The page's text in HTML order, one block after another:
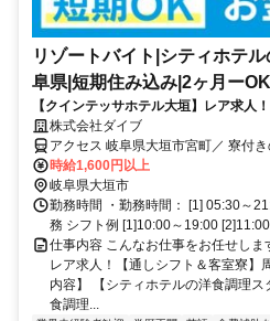
リゾートバイト|シティホテ
阜県|短期住み込み|2ヶ月ーOK
【クインテッサホテル大垣】レア求人
利！洋食調理業務
株式会社ダイブ
アクセス 岐阜県大垣市宮町／ 寮付
活費が抑えられるのでお金が貯まる
なし
時給1,600円以上
岐阜県大垣市
勤務時間 ・勤務時間： [1] 05:30～
務 シフト例 [1]10:00～19:00
仕事内容 こんなお仕事をお任せしま
レア求人！【通しシフト＆客室寮】
内容】 【シティホテルの洋食調理
食調理...